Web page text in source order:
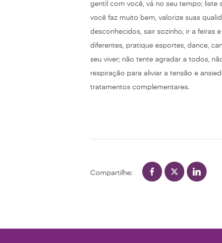
gentil com você, vá no seu tempo; liste
você faz muito bem, valorize suas
desconhecidos, sair sozinho, ir a feiras
diferentes, pratique esportes, dance,
seu viver; não tente agradar a todos,
respiração para aliviar a tensão e
tratamentos complementares.
Compartilhe: